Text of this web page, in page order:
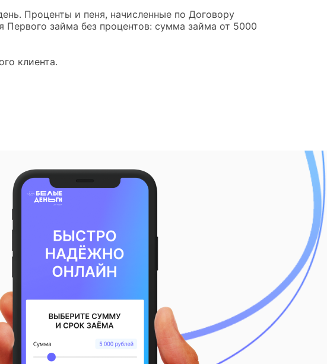
Проценты и пеня, начисленные по Договору
займа без процентов: сумма займа от 5000
клиента.